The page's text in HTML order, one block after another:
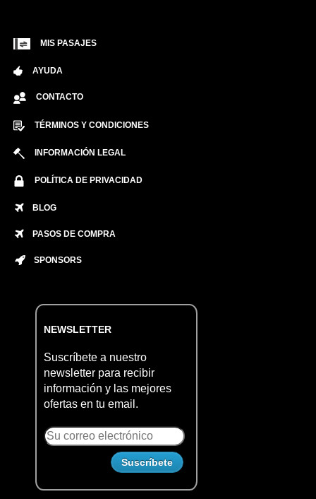
MIS PASAJES
AYUDA
CONTACTO
TÉRMINOS Y CONDICIONES
INFORMACIÓN LEGAL
POLÍTICA DE PRIVACIDAD
BLOG
PASOS DE COMPRA
SPONSORS
NEWSLETTER
Suscríbete a nuestro
newsletter para recibir
información y las mejores
ofertas en tu email.